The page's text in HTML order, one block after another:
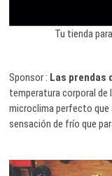
Tu tienda
Sponsor : Las prendas
temperatura corporal
microclima perfecto que
sensación de frío que